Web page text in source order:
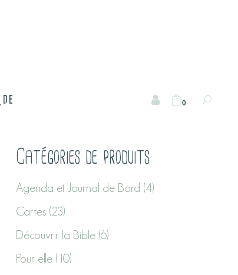
DE 0
Catégories de produits
Agenda et Journal de Bord (4)
Cartes (23)
Découvrir la Bible (6)
Pour elle (10)